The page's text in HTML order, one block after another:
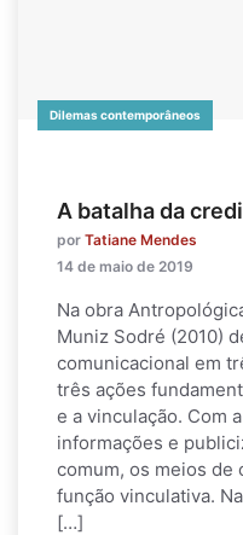
Dilemas contemporâneos
A batalha da
por Tatiane Mendes
14 de maio de 2019
Na obra
Muniz Sodré (2010)
comunicacional em
três ações
e a vinculação. Com
informações e
comum, os meios de
função vinculativa.
[…]